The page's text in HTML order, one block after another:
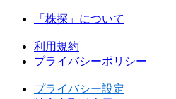
「株探」について
|
利用規約
プライバシーポリシー
|
プライバシー設定